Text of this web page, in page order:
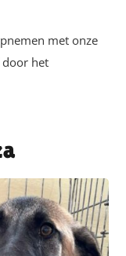
met onze
het